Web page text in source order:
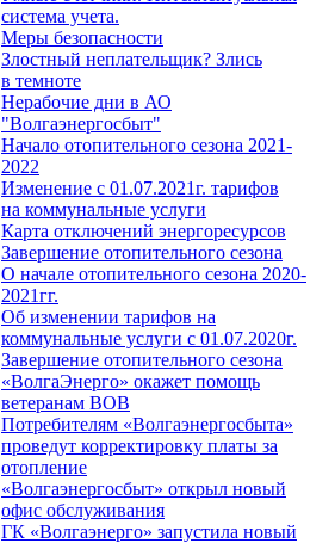
система учета.
Меры безопасности
Злостный неплательщик? Злись
в темноте
Нерабочие дни в АО
"Волгаэнергосбыт"
Начало отопительного сезона 2021-
2022
Изменение с 01.07.2021г. тарифов
на коммунальные услуги
Карта отключений энергоресурсов
Завершение отопительного сезона
О начале отопительного сезона 2020-
2021гг.
Об изменении тарифов на
коммунальные услуги с 01.07.2020г.
Завершение отопительного сезона
«ВолгаЭнерго» окажет помощь
ветеранам ВОВ
Потребителям «Волгаэнергосбыта»
проведут корректировку платы за
отопление
«Волгаэнергосбыт» открыл новый
офис обслуживания
ГК «Волгаэнерго» запустила новый